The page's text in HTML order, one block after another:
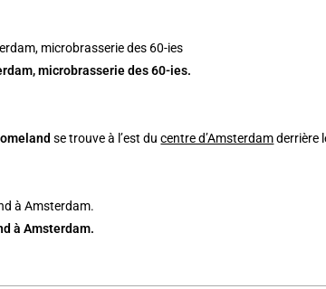
microbrasserie des 60-ies.
se trouve à l’est ducentre d’Amsterdamderrière
à Amsterdam.